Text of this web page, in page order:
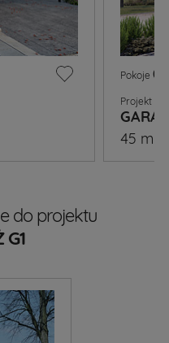
Pokoje 0
Projekt
45 m
do projektu
G1